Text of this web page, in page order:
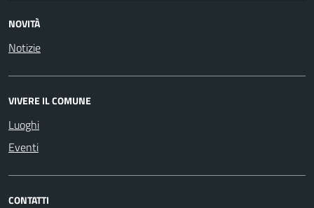
NOVITÀ
Notizie
VIVERE IL COMUNE
Luoghi
Eventi
CONTATTI